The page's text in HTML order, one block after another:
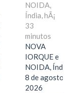
NOIDA,
Índia, hÃ¡
33
minutos
NOVA
IORQUE e
NOIDA, Índia,
8 de agosto de
2026